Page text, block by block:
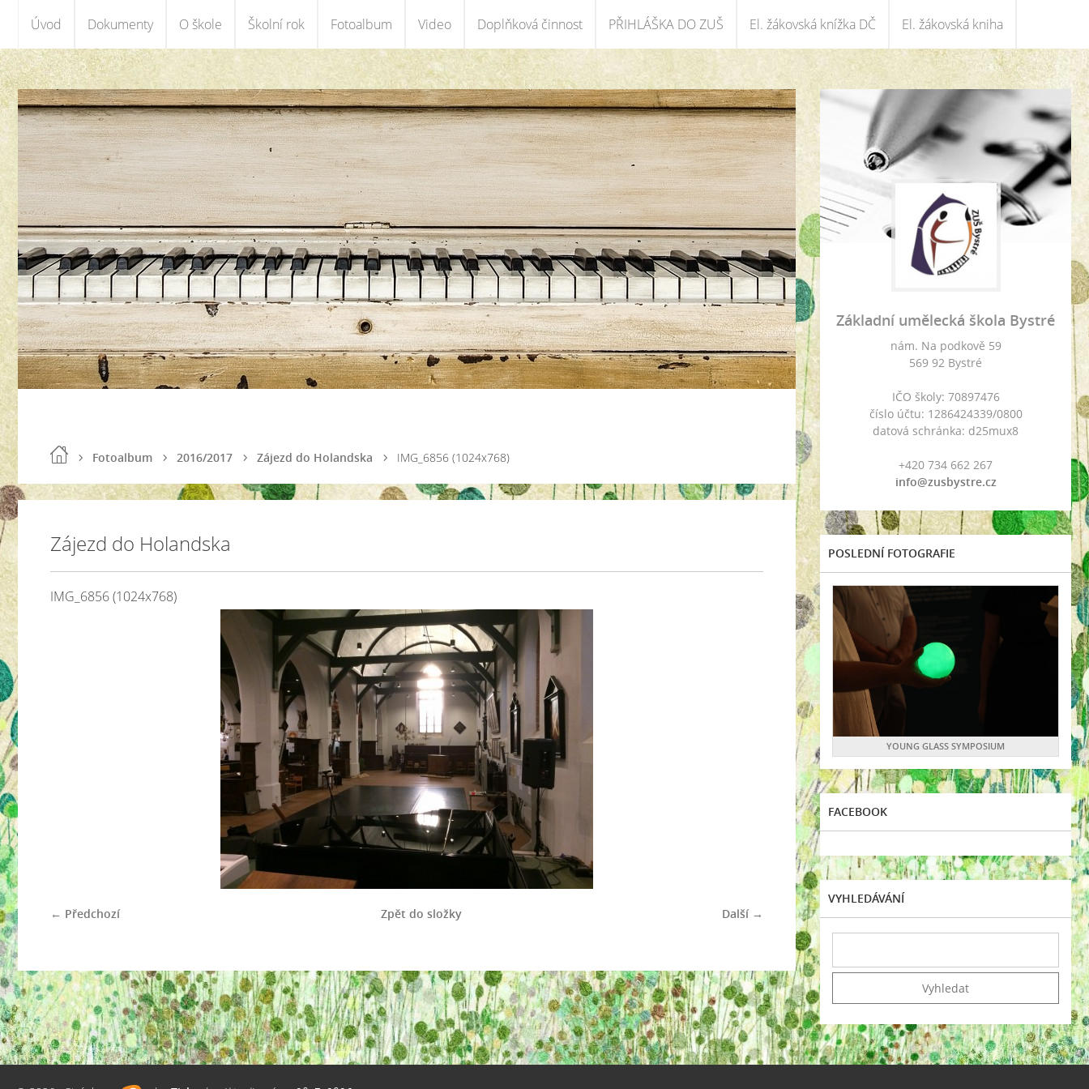
Úvod Dokumenty O škole Školní rok Fotoalbum Video Doplňková činnost PŘIHLÁŠKA DO ZUŠ El. žákovská knížka DČ El. žákovská kniha
Fotoalbum 2016/2017 Zájezd do Holandska IMG_6856 (1024x768)
Zájezd do Holandska
IMG_6856 (1024x768)
← Předchozí Další →
Zpět do složky
Základní umělecká škola Bystré
nám. Na podkově 59
569 92 Bystré
IČO školy: 70897476
číslo účtu: 1286424339/0800
datová schránka: d25mux8
+420 734 662 267
info@zusbystre.cz
POSLEDNÍ FOTOGRAFIE
YOUNG GLASS SYMPOSIUM
FACEBOOK
VYHLEDÁVÁNÍ